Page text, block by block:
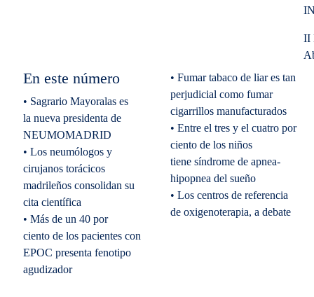
II
En este número
• Sagrario Mayoralas es
la nueva presidenta de
NEUMOMADRID
• Los neumólogos y
cirujanos torácicos
madrileños consolidan su
cita científica
• Más de un 40 por
ciento de los pacientes con
EPOC presenta fenotipo
agudizador
• Fumar tabaco de liar es tan
perjudicial como fumar
cigarrillos manufacturados
• Entre el tres y el cuatro por
ciento de los niños
tiene síndrome de apnea-
hipopnea del sueño
• Los centros de referencia
de oxigenoterapia, a debate